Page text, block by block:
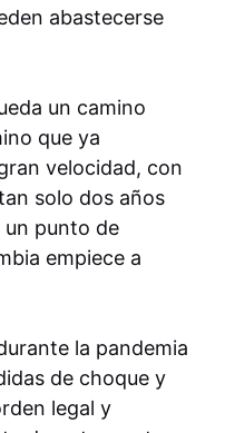
abastecerse
un camino
que ya
velocidad, con
solo dos años
un punto de
empiece a
la pandemia
de choque y
legal y